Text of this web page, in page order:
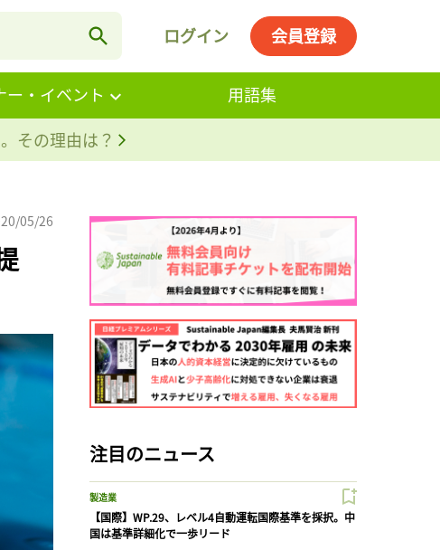
ログイン 会員登録
ー・イベント
用語集
その理由は？
05/26
注目のニュース
製造業
【国際】WP.29、レベル4自動運転国際基準を採択。中
国は基準詳細化で一歩リード